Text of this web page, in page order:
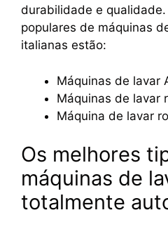
durabilidade e
populares de máquinas
italianas estão:
Máquinas de lavar
Máquinas de lavar
Máquina de lavar
Os melhores
máquinas de
totalmente